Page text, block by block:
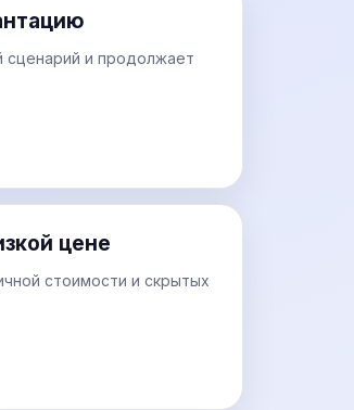
сценарий и продолжает
цене
стоимости и скрытых